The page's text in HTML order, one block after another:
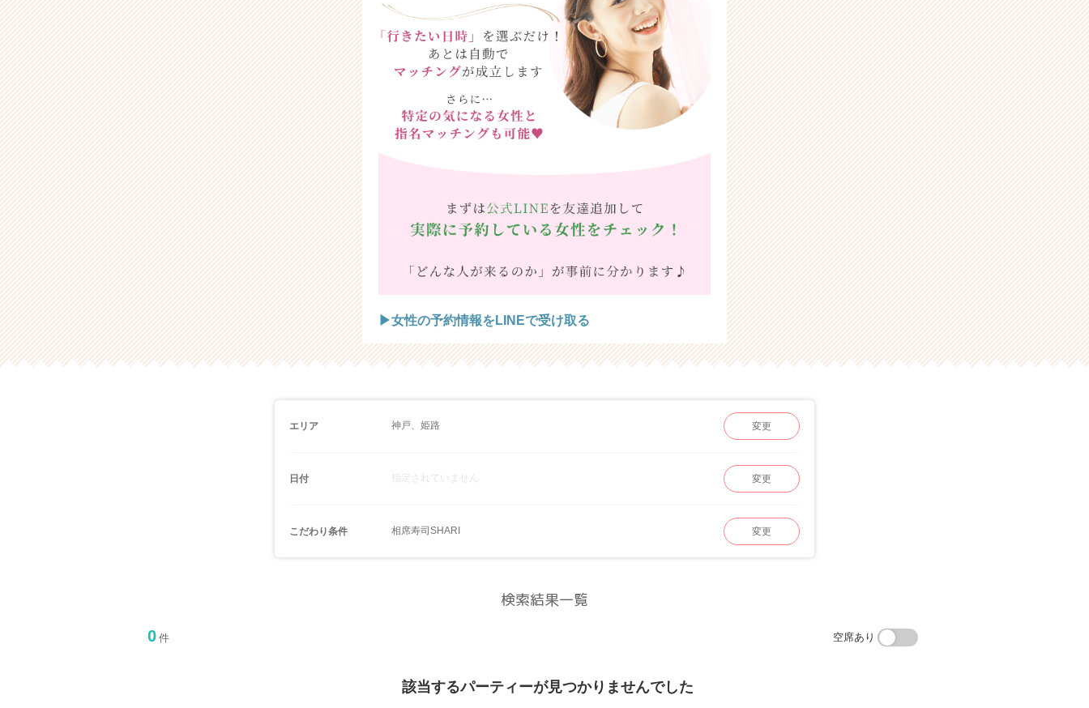
▶女性の予約情報をLINEで受け取る
エリア 神戸、姫路 変更
日付 指定されていません 変更
こだわり条件 相席寿司SHARI 変更
検索結果一覧
0 件 空席あり
該当するパーティーが見つかりませんでした